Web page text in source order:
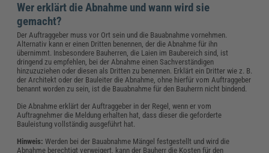
Wer erklärt die Abnahme und wann wird sie
gemacht?
Der Auftraggeber muss vor Ort sein und die Bauabnahme vornehmen.
Alternativ kann er einen Dritten benennen, der die Abnahme für ihn
übernimmt. Insbesondere Bauherren, die Laien im Baubereich sind, ist
dringend zu empfehlen, bei der Abnahme einen Sachverständigen
hinzuzuziehen oder diesen als Dritten zu benennen. Erklärt ein Dritter wie z. B.
der Architekt oder der Bauleiter die Abnahme, ohne hierfür vom Auftraggeber
benannt worden zu sein, ist die Bauabnahme für den Bauherrn nicht bindend.
Die Abnahme erklärt der Auftraggeber in der Regel, wenn er vom
Auftragnehmer die Meldung erhalten hat, dass dieser die geforderte
Bauleistung vollständig ausgeführt hat.
Hinweis: Werden bei der Bauabnahme Mängel festgestellt und wird die
Abnahme berechtigt verweigert, kann der Bauherr die Kosten für den